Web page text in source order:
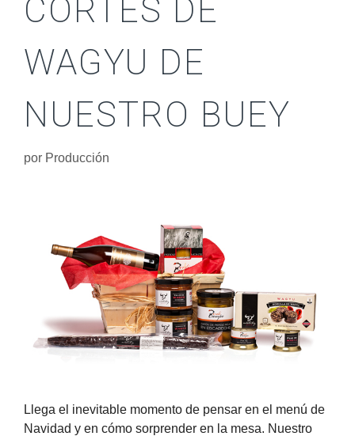
CORTES DE
WAGYU DE
NUESTRO BUEY
por Producción
Llega el inevitable momento de pensar en el menú de
Navidad y en cómo sorprender en la mesa. Nuestro